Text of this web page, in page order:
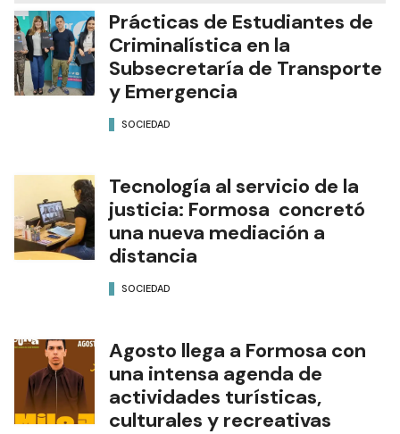
Prácticas de Estudiantes de
Criminalística en la
Subsecretaría de Transporte
y Emergencia
SOCIEDAD
Tecnología al servicio de la
justicia: Formosa concretó
una nueva mediación a
distancia
SOCIEDAD
Agosto llega a Formosa con
una intensa agenda de
actividades turísticas,
culturales y recreativas